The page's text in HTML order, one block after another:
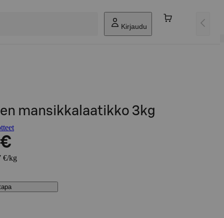
Kirjaudu
mansikkalaatikko 3kg
€/kg